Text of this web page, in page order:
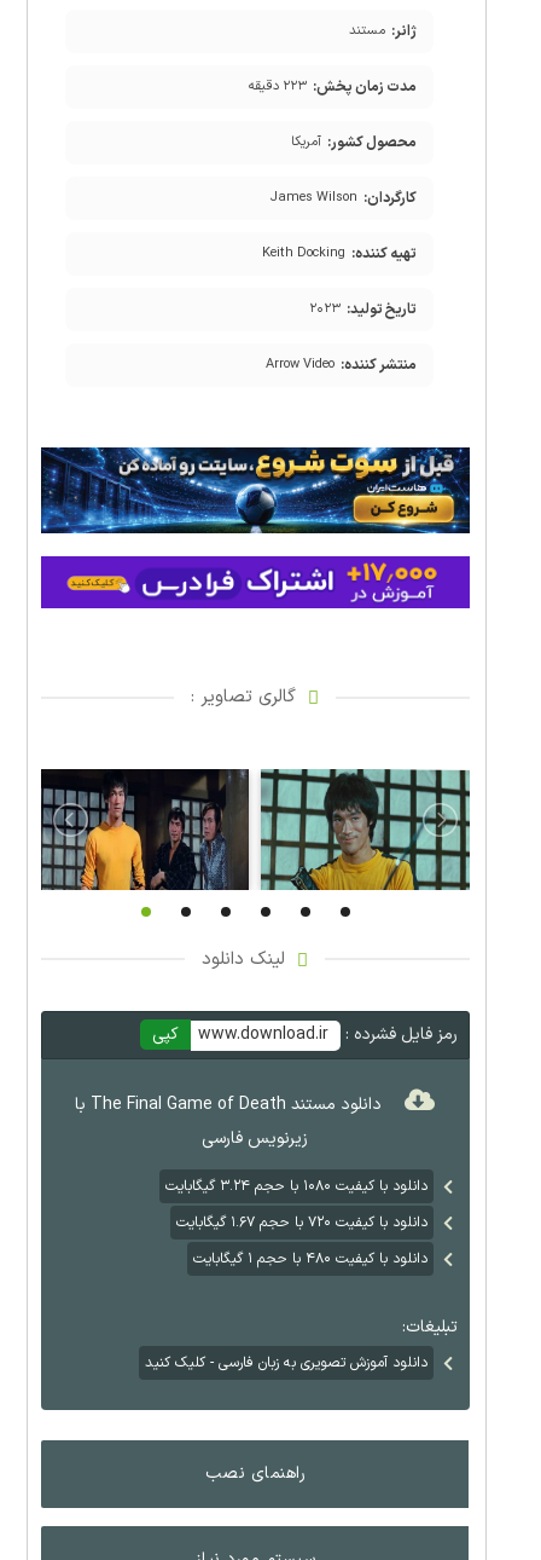
ژانر: مستند
مدت زمان پخش: ۲۲۳ دقیقه
محصول کشور: آمریکا
کارگردان: James Wilson
تهیه کننده: Keith Docking
تاریخ تولید: ۲۰۲۳
منتشر کننده: Arrow Video
گالری تصاویر :
لینک دانلود
رمز فایل فشرده : www.download.ir کپی
دانلود مستند The Final Game of Death با
زیرنویس فارسی
دانلود با کیفیت ۱۰۸۰‌ با حجم ۳.۲۴ گیگابایت
دانلود با کیفیت ۷۲۰ با حجم ۱.۶۷ گیگابایت
دانلود با کیفیت ۴۸۰ با حجم ۱ گیگابایت
تبلیغات:
دانلود آموزش تصویری به زبان فارسی - کلیک کنید
راهنمای نصب